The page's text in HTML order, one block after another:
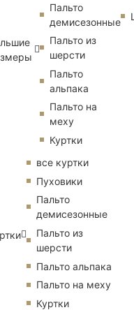
Пальто
демисезонные
Пальто из
шерсти
Пальто
альпака
Пальто на
меху
Куртки
все куртки
Пуховики
Пальто
демисезонные
Пальто из
шерсти
Пальто альпака
Пальто на меху
Куртки